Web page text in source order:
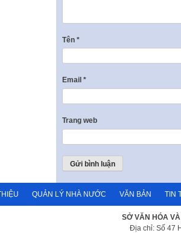
Tên *
Email *
Trang web
QUẢN LÝ NHÀ NƯỚC VĂN BẢN TIN
SỞ VĂN HÓA
Địa chỉ: Số 47